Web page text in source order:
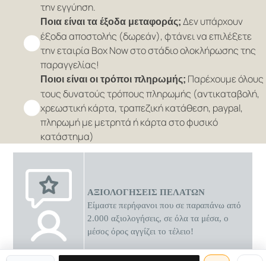
0 διαθέσιμες προσφορές
την εγγύηση.
Ποια είναι τα έξοδα μεταφοράς; Δεν υπάρχουν
έξοδα αποστολής (δωρεάν), φτάνει να επιλέξετε
την εταιρία Box Now στο στάδιο ολοκλήρωσης της
παραγγελίας!
Ποιοι είναι οι τρόποι πληρωμής; Παρέχουμε όλους
τους δυνατούς τρόπους πληρωμής (αντικαταβολή,
χρεωστική κάρτα, τραπεζική κατάθεση, paypal,
πληρωμή με μετρητά ή κάρτα στο φυσικό
κατάστημα)
ΑΞΙΟΛΟΓΗΣΕΙΣ ΠΕΛΑΤΩΝ
Είμαστε περήφανοι που σε παραπάνω από
2.000 αξιολογήσεις, σε όλα τα μέσα, ο
μέσος όρος αγγίζει το τέλειο!